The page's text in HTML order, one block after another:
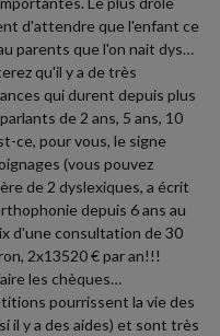
d'attendre que l'enfant ce
parents que l'on nait dys…
qu'il y a de très
qui durent depuis plus
de 2 ans, 5 ans, 10
ce, pour vous, le signe
(vous pouvez
de 2 dyslexiques, a écrit
depuis 6 ans au
d'une consultation de 30
2x13520 € par an!!!
les chèques…
pourrissent la vie des
il y a des aides) et sont très